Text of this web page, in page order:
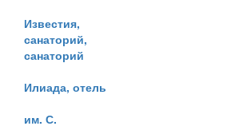
Известия,
санаторий,
санаторий
Илиада, отель
им. С.